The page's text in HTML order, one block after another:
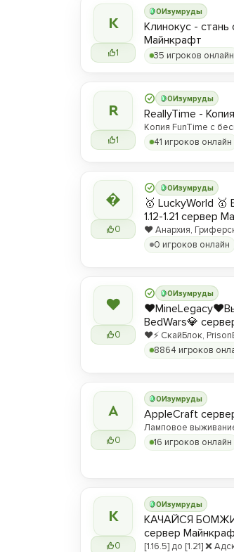
К
1
0Изумруды
Клинокус -
Майнкрафт
35 игроков онлайн
R
1
0Изумруды
ReallyTime -
Копия FunTime с
41 игроков онлайн

0
0Изумруды
🥇 LuckyWorld 🥇
1.12-1.21 сервер
❤️ Анархия,
0 игроков онлайн
❤
0
0Изумруды
BedWars💎
❤️⚡️ СкайБлок,
8864 игроков
A
0
0Изумруды
AppleCraft
Ламповое
16 игроков онлайн
К
0
0Изумруды
КАЧАЙСЯ
сервер
[1.16.5] до [1.21] ❌